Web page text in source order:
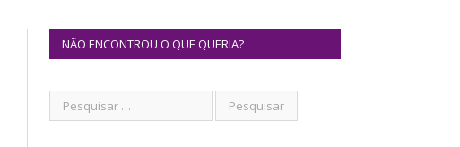
NÃO ENCONTROU O QUE QUERIA?